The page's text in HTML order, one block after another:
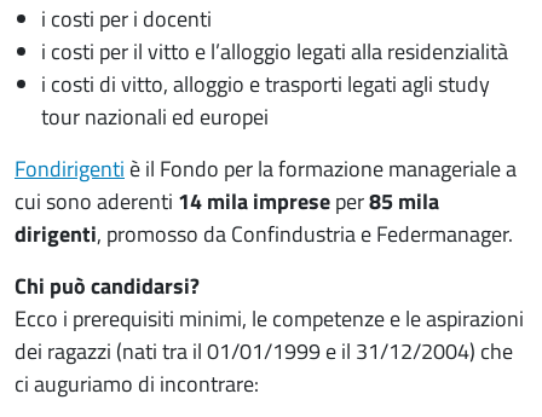
i costi per i docenti
i costi per il vitto e l’alloggio legati alla residenzialità
i costi di vitto, alloggio e trasporti legati agli study
tour nazionali ed europei
Fondirigenti è il Fondo per la formazione manageriale a
cui sono aderenti 14 mila impreseper85 mila
dirigenti, promosso da Confindustria e Federmanager.
Chi può candidarsi?
Ecco i prerequisiti minimi, le competenze e le aspirazioni
dei ragazzi (nati tra il 01/01/1999 e il 31/12/2004) che
ci auguriamo di incontrare: